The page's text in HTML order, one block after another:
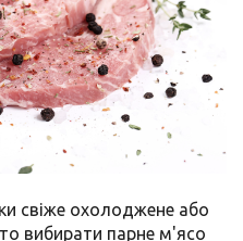
свіже охолоджене або
вибирати парне м'ясо